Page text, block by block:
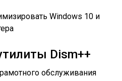
Windows 10 и
Dism++
обслуживания